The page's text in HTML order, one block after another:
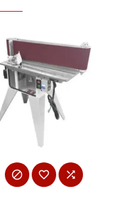
  